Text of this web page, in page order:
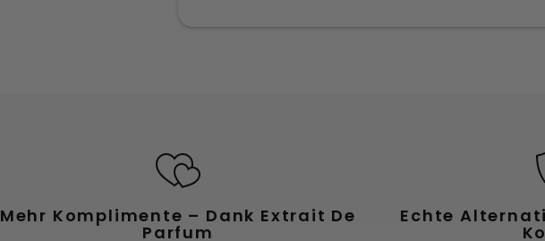
Mehr Komplimente – Dank Extrait De
Parfum
Echte